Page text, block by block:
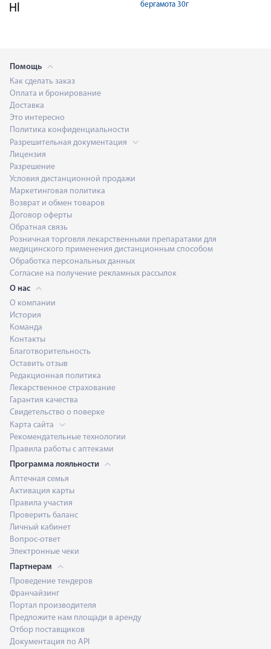
Hl
бергамота 30г
Помощь
Как сделать заказ
Оплата и бронирование
Доставка
Это интересно
Политика конфиденциальности
Разрешительная документация
Лицензия
Разрешение
Условия дистанционной продажи
Маркетинговая политика
Возврат и обмен товаров
Договор оферты
Обратная связь
Розничная торговля лекарственными препаратами для
медицинского применения дистанционным способом
Обработка персональных данных
Согласие на получение рекламных рассылок
О нас
О компании
История
Команда
Контакты
Благотворительность
Оставить отзыв
Редакционная политика
Лекарственное страхование
Гарантия качества
Свидетельство о поверке
Карта сайта
Рекомендательные технологии
Правила работы с аптеками
Программа лояльности
Аптечная семья
Активация карты
Правила участия
Проверить баланс
Личный кабинет
Вопрос-ответ
Электронные чеки
Партнерам
Проведение тендеров
Франчайзинг
Портал производителя
Предложите нам площади в аренду
Отбор поставщиков
Документация по API